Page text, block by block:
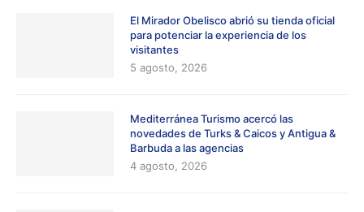
El Mirador Obelisco abrió su tienda oficial
para potenciar la experiencia de los
visitantes
5 agosto, 2026
Mediterránea Turismo acercó las
novedades de Turks & Caicos y Antigua &
Barbuda a las agencias
4 agosto, 2026